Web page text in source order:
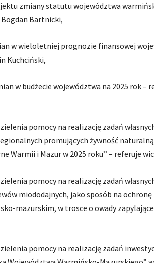
zmiany statutu województwa
Bartnicki,
w wieloletniej prognozie finansowej
Kuchciński,
w budżecie województwa na 2025 rok –
pomocy na realizację zadań
promujących żywność
Warmii i Mazur w 2025 roku’’ – referuje
pomocy na realizację zadań
miododajnych, jako sposób na
mazurskim, w trosce o owady
pomocy na realizację zadań